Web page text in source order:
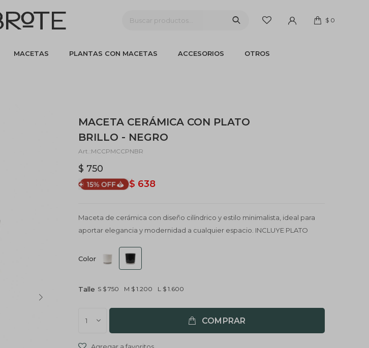
MACETAS PLANTAS CON MACETAS ACCESORIOS OTROS
$ 0
MACETA CERÁMICA CON PLATO
BRILLO - NEGRO
MCCPMCCPNBR
$ 750
$ 638
Maceta de cerámica con diseño cilíndrico y estilo minimalista, ideal para
aportar elegancia y modernidad a cualquier espacio. INCLUYE PLATO
Color
Talle S $ 750 M $ 1.200 L $ 1.600
1 COMPRAR